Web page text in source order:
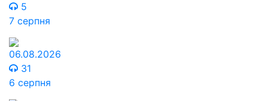
5
7 серпня
06.08.2026
31
6 серпня